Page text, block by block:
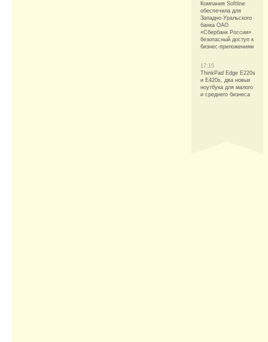
Компания Softline
обеспечила для
Западно-Уральского
банка ОАО
«Сбербанк России»
безопасный доступ к
бизнес-приложениям
17:15
ThinkPad Edge E220s
и E420s, два новых
ноутбука для малого
и среднего бизнеса